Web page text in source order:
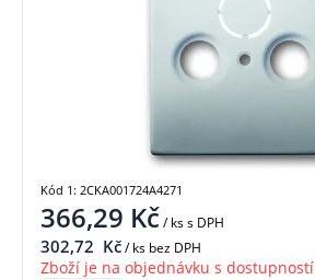
366,29 Kč/ kss DPH
302,72 Kč/ ks bez DPH
Zboží je na objednávku s dostupností
Kód 1: 2CKA001724A4271